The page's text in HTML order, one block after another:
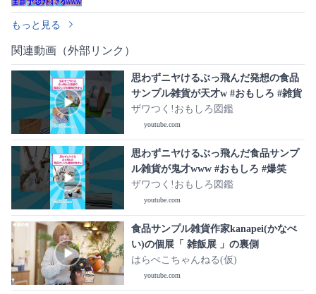
もっと見る
関連動画（外部リンク）
思わずニヤけるぶっ飛んだ発想の食品
サンプル雑貨が天才w #おもしろ #雑貨
ザワつく!おもしろ図鑑
youtube.com
思わずニヤけるぶっ飛んだ食品サンプ
ル雑貨が鬼才www #おもしろ #爆笑
ザワつく!おもしろ図鑑
youtube.com
食品サンプル雑貨作家kanapei(かなぺ
い)の個展「 雑飯展 」の裏側
はらぺこちゃんねる(仮)
youtube.com